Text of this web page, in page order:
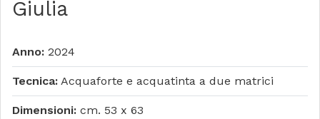
Giulia
Anno: 2024
Tecnica: Acquaforte e acquatinta a due matrici
Dimensioni: cm. 53 x 63